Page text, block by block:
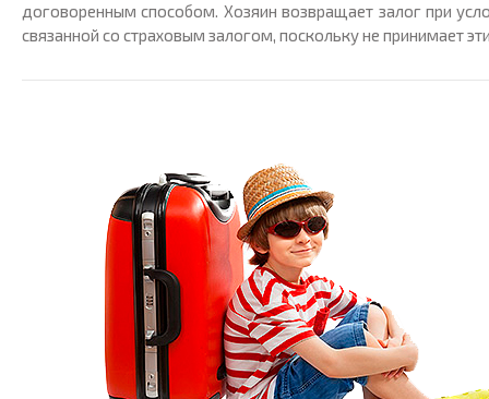
договоренным способом. Хозяин возвращает залог при
связанной со страховым залогом, поскольку не принимает